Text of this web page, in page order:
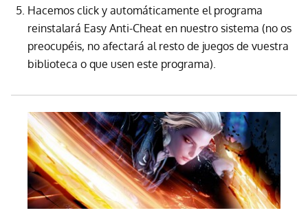
Hacemos click y automáticamente el programa
reinstalará Easy Anti-Cheat en nuestro sistema (no os
preocupéis, no afectará al resto de juegos de vuestra
biblioteca o que usen este programa).